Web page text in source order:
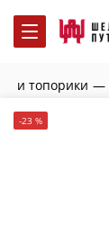
и топорики —
-23 %